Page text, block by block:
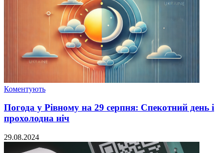
Коментують
Погода у Рівному на 29 серпня: Спекотний день і
прохолодна ніч
29.08.2024